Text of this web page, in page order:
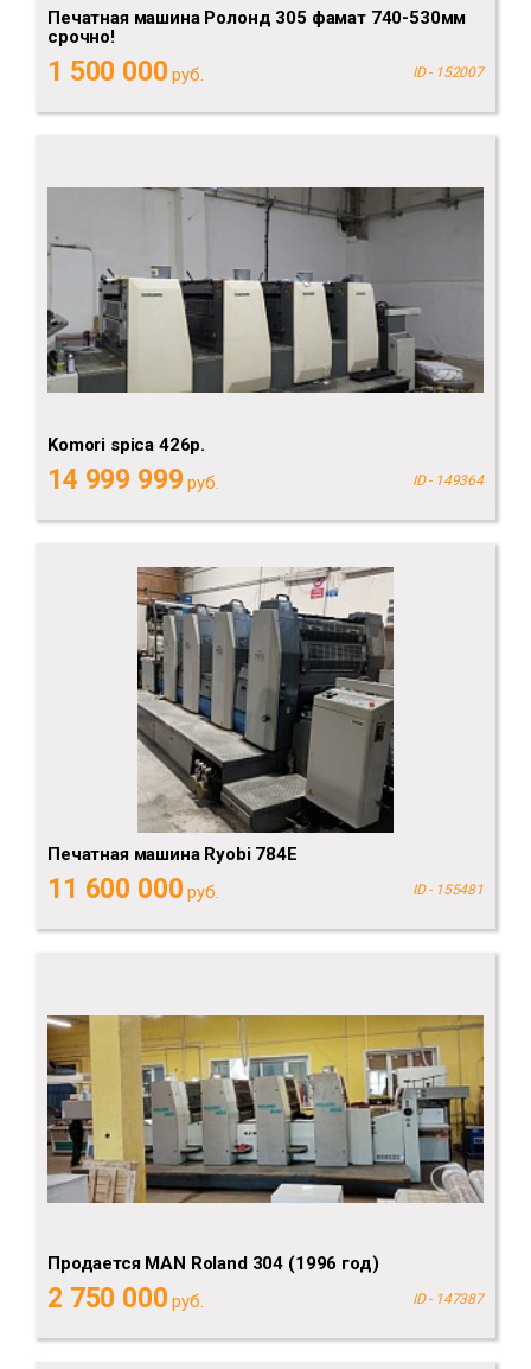
Печатная машина Ролонд 305 фамат 740-530мм
срочно!
1 500 000 руб. ID - 152007
Komori spica 426p.
14 999 999 руб. ID - 149364
Печатная машина Ryobi 784E
11 600 000 руб. ID - 155481
Продается MAN Roland 304 (1996 год)
2 750 000 руб. ID - 147387